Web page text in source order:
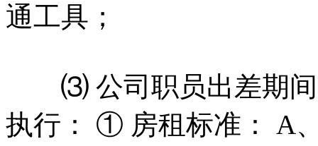
通工具；
⑶ 公司职员出差期间
执行： ① 房租标准： A